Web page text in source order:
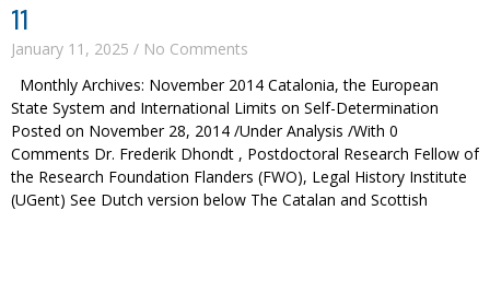
11
January 11, 2025
No Comments
Monthly Archives: November 2014 Catalonia, the European
State System and International Limits on Self-Determination
Posted on November 28, 2014 /Under Analysis /With 0
Comments Dr. Frederik Dhondt , Postdoctoral Research Fellow of
the Research Foundation Flanders (FWO), Legal History Institute
(UGent) See Dutch version below The Catalan and Scottish